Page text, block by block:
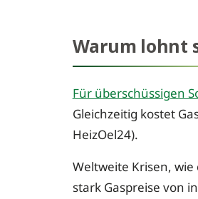
Warum lohnt
Für überschüssigen
Gleichzeitig kostet
HeizOel24).
Weltweite Krisen,
stark Gaspreise von